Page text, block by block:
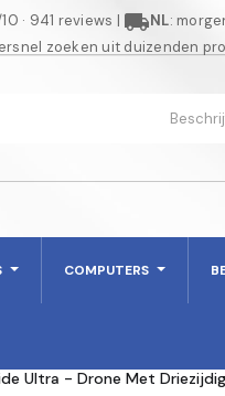
· 941 reviews | local_shippingNL:
zoeken uit duizenden
COMPUTERS
Ultra - Drone Met